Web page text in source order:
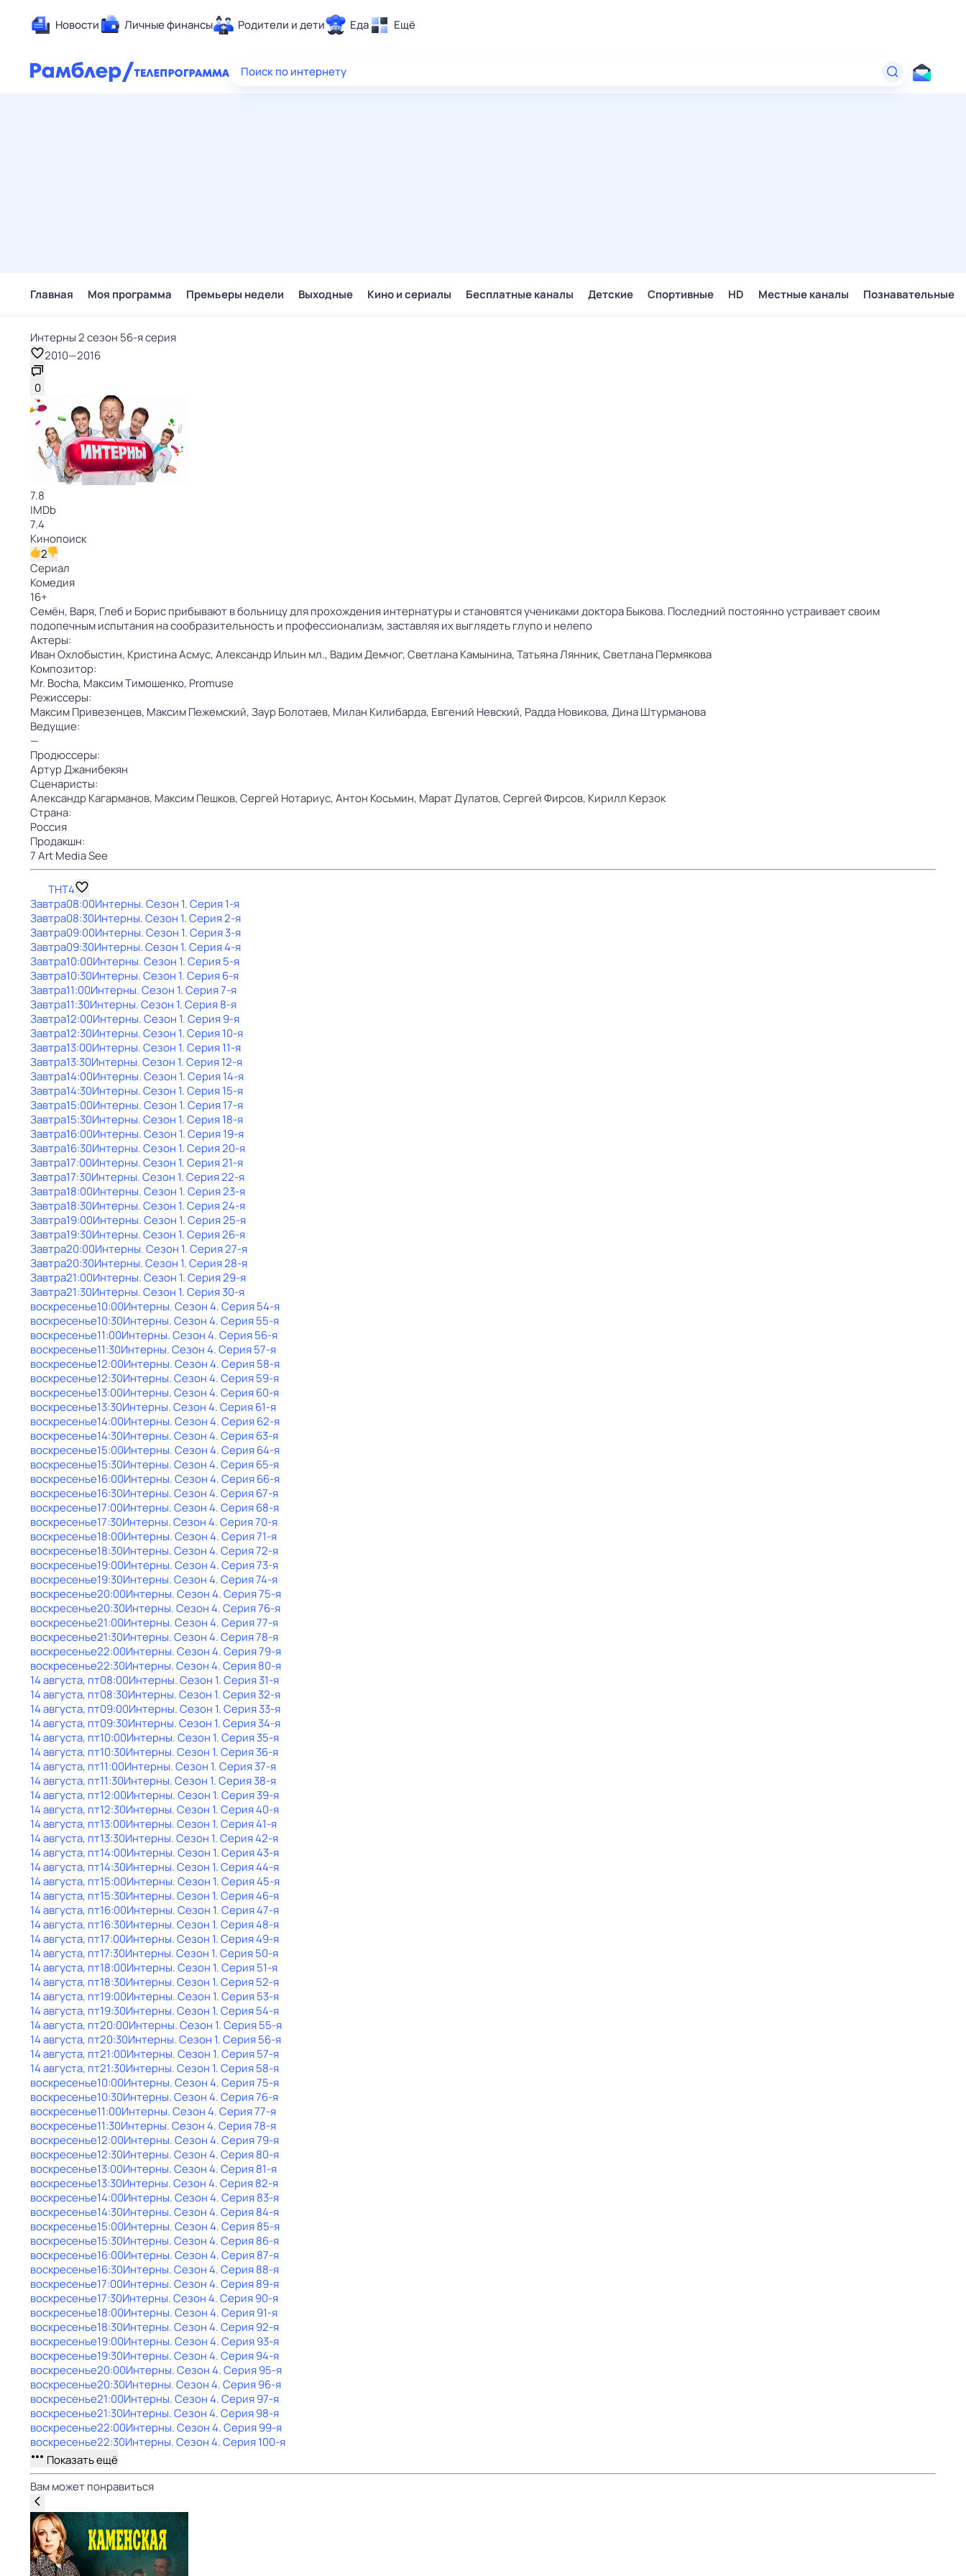
Новости Личные финансы Родители и дети Еда Ещё
Здоровье
Поиск по интернету
Главная Моя программа Премьеры недели Выходные Кино и сериалы Бесплатные каналы Детские Спортивные HD Местные каналы Познавательные
Интерны 2 сезон 56-я серия
2010—2016
0
7.8
IMDb
7.4
Кинопоиск
2
Сериал
Комедия
16+
Семён, Варя, Глеб и Борис прибывают в больницу для прохождения интернатуры и становятся учениками доктора Быкова. Последний постоянно устраивает своим
подопечным испытания на сообразительность и профессионализм, заставляя их выглядеть глупо и нелепо
Актеры:
Иван Охлобыстин, Кристина Асмус,Александр Ильин мл., Вадим Демчог,Светлана Камынина,Татьяна Лянник,Светлана Пермякова
Композитор:
Mr. Bocha, Максим Тимошенко, Promuse
Режиссеры:
Максим Привезенцев, Максим Пежемский,Заур Болотаев, Милан Килибарда, Евгений Невский, Радда Новикова,Дина Штурманова
Ведущие:
—
Продюссеры:
Артур Джанибекян
Сценаристы:
Александр Кагарманов, Максим Пешков,Сергей Нотариус,Антон Косьмин, Марат Дулатов,Сергей Фирсов, Кирилл Керзок
Страна:
Россия
Продакшн:
7 Art Media See
ТНТ4
Завтра08:00Интерны. Сезон 1. Серия 1-я
Завтра08:30Интерны. Сезон 1. Серия 2-я
Завтра09:00Интерны. Сезон 1. Серия 3-я
Завтра09:30Интерны. Сезон 1. Серия 4-я
Завтра10:00Интерны. Сезон 1. Серия 5-я
Завтра10:30Интерны. Сезон 1. Серия 6-я
Завтра11:00Интерны. Сезон 1. Серия 7-я
Завтра11:30Интерны. Сезон 1. Серия 8-я
Завтра12:00Интерны. Сезон 1. Серия 9-я
Завтра12:30Интерны. Сезон 1. Серия 10-я
Завтра13:00Интерны. Сезон 1. Серия 11-я
Завтра13:30Интерны. Сезон 1. Серия 12-я
Завтра14:00Интерны. Сезон 1. Серия 14-я
Завтра14:30Интерны. Сезон 1. Серия 15-я
Завтра15:00Интерны. Сезон 1. Серия 17-я
Завтра15:30Интерны. Сезон 1. Серия 18-я
Завтра16:00Интерны. Сезон 1. Серия 19-я
Завтра16:30Интерны. Сезон 1. Серия 20-я
Завтра17:00Интерны. Сезон 1. Серия 21-я
Завтра17:30Интерны. Сезон 1. Серия 22-я
Завтра18:00Интерны. Сезон 1. Серия 23-я
Завтра18:30Интерны. Сезон 1. Серия 24-я
Завтра19:00Интерны. Сезон 1. Серия 25-я
Завтра19:30Интерны. Сезон 1. Серия 26-я
Завтра20:00Интерны. Сезон 1. Серия 27-я
Завтра20:30Интерны. Сезон 1. Серия 28-я
Завтра21:00Интерны. Сезон 1. Серия 29-я
Завтра21:30Интерны. Сезон 1. Серия 30-я
воскресенье10:00Интерны. Сезон 4. Серия 54-я
воскресенье10:30Интерны. Сезон 4. Серия 55-я
воскресенье11:00Интерны. Сезон 4. Серия 56-я
воскресенье11:30Интерны. Сезон 4. Серия 57-я
воскресенье12:00Интерны. Сезон 4. Серия 58-я
воскресенье12:30Интерны. Сезон 4. Серия 59-я
воскресенье13:00Интерны. Сезон 4. Серия 60-я
воскресенье13:30Интерны. Сезон 4. Серия 61-я
воскресенье14:00Интерны. Сезон 4. Серия 62-я
воскресенье14:30Интерны. Сезон 4. Серия 63-я
воскресенье15:00Интерны. Сезон 4. Серия 64-я
воскресенье15:30Интерны. Сезон 4. Серия 65-я
воскресенье16:00Интерны. Сезон 4. Серия 66-я
воскресенье16:30Интерны. Сезон 4. Серия 67-я
воскресенье17:00Интерны. Сезон 4. Серия 68-я
воскресенье17:30Интерны. Сезон 4. Серия 70-я
воскресенье18:00Интерны. Сезон 4. Серия 71-я
воскресенье18:30Интерны. Сезон 4. Серия 72-я
воскресенье19:00Интерны. Сезон 4. Серия 73-я
воскресенье19:30Интерны. Сезон 4. Серия 74-я
воскресенье20:00Интерны. Сезон 4. Серия 75-я
воскресенье20:30Интерны. Сезон 4. Серия 76-я
воскресенье21:00Интерны. Сезон 4. Серия 77-я
воскресенье21:30Интерны. Сезон 4. Серия 78-я
воскресенье22:00Интерны. Сезон 4. Серия 79-я
воскресенье22:30Интерны. Сезон 4. Серия 80-я
14 августа, пт08:00Интерны. Сезон 1. Серия 31-я
14 августа, пт08:30Интерны. Сезон 1. Серия 32-я
14 августа, пт09:00Интерны. Сезон 1. Серия 33-я
14 августа, пт09:30Интерны. Сезон 1. Серия 34-я
14 августа, пт10:00Интерны. Сезон 1. Серия 35-я
14 августа, пт10:30Интерны. Сезон 1. Серия 36-я
14 августа, пт11:00Интерны. Сезон 1. Серия 37-я
14 августа, пт11:30Интерны. Сезон 1. Серия 38-я
14 августа, пт12:00Интерны. Сезон 1. Серия 39-я
14 августа, пт12:30Интерны. Сезон 1. Серия 40-я
14 августа, пт13:00Интерны. Сезон 1. Серия 41-я
14 августа, пт13:30Интерны. Сезон 1. Серия 42-я
14 августа, пт14:00Интерны. Сезон 1. Серия 43-я
14 августа, пт14:30Интерны. Сезон 1. Серия 44-я
14 августа, пт15:00Интерны. Сезон 1. Серия 45-я
14 августа, пт15:30Интерны. Сезон 1. Серия 46-я
14 августа, пт16:00Интерны. Сезон 1. Серия 47-я
14 августа, пт16:30Интерны. Сезон 1. Серия 48-я
14 августа, пт17:00Интерны. Сезон 1. Серия 49-я
14 августа, пт17:30Интерны. Сезон 1. Серия 50-я
14 августа, пт18:00Интерны. Сезон 1. Серия 51-я
14 августа, пт18:30Интерны. Сезон 1. Серия 52-я
14 августа, пт19:00Интерны. Сезон 1. Серия 53-я
14 августа, пт19:30Интерны. Сезон 1. Серия 54-я
14 августа, пт20:00Интерны. Сезон 1. Серия 55-я
14 августа, пт20:30Интерны. Сезон 1. Серия 56-я
14 августа, пт21:00Интерны. Сезон 1. Серия 57-я
14 августа, пт21:30Интерны. Сезон 1. Серия 58-я
воскресенье10:00Интерны. Сезон 4. Серия 75-я
воскресенье10:30Интерны. Сезон 4. Серия 76-я
воскресенье11:00Интерны. Сезон 4. Серия 77-я
воскресенье11:30Интерны. Сезон 4. Серия 78-я
воскресенье12:00Интерны. Сезон 4. Серия 79-я
воскресенье12:30Интерны. Сезон 4. Серия 80-я
воскресенье13:00Интерны. Сезон 4. Серия 81-я
воскресенье13:30Интерны. Сезон 4. Серия 82-я
воскресенье14:00Интерны. Сезон 4. Серия 83-я
воскресенье14:30Интерны. Сезон 4. Серия 84-я
воскресенье15:00Интерны. Сезон 4. Серия 85-я
воскресенье15:30Интерны. Сезон 4. Серия 86-я
воскресенье16:00Интерны. Сезон 4. Серия 87-я
воскресенье16:30Интерны. Сезон 4. Серия 88-я
воскресенье17:00Интерны. Сезон 4. Серия 89-я
воскресенье17:30Интерны. Сезон 4. Серия 90-я
воскресенье18:00Интерны. Сезон 4. Серия 91-я
воскресенье18:30Интерны. Сезон 4. Серия 92-я
воскресенье19:00Интерны. Сезон 4. Серия 93-я
воскресенье19:30Интерны. Сезон 4. Серия 94-я
воскресенье20:00Интерны. Сезон 4. Серия 95-я
воскресенье20:30Интерны. Сезон 4. Серия 96-я
воскресенье21:00Интерны. Сезон 4. Серия 97-я
воскресенье21:30Интерны. Сезон 4. Серия 98-я
воскресенье22:00Интерны. Сезон 4. Серия 99-я
воскресенье22:30Интерны. Сезон 4. Серия 100-я
Показать ещё
Вам может понравиться